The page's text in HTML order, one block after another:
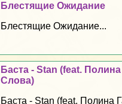
Блестящие Ожидание
Блестящие Ожидание...
Баста - Stan (feat.
Слова)
Баста - Stan (feat. Полина